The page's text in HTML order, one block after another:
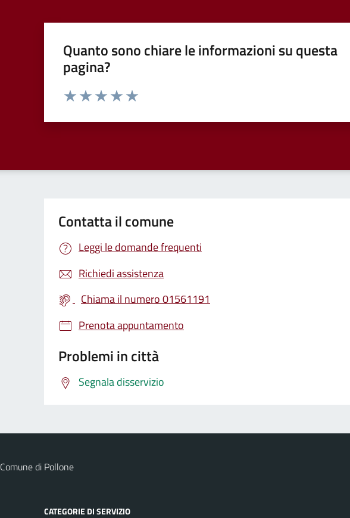
Quanto sono chiare le informazioni su questa
pagina?
Valuta da 1 a 5 stelle la pagina
Contatta il comune
Leggi le domande frequenti
Richiedi assistenza
Chiama il numero 01561191
Prenota appuntamento
Problemi in città
Segnala disservizio
Comune di Pollone
CATEGORIE DI SERVIZIO